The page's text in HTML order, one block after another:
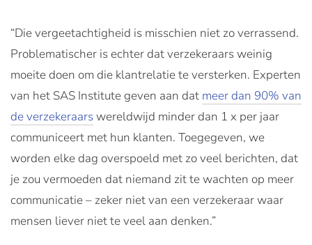
“Die vergeetachtigheid is misschien niet zo verrassend.
Problematischer is echter dat verzekeraars weinig
moeite doen om die klantrelatie te versterken. Experten
van het SAS Institute geven aan dat meer dan 90% van
de verzekeraarswereldwijd minder dan 1 x per jaar
communiceert met hun klanten. Toegegeven, we
worden elke dag overspoeld met zo veel berichten, dat
je zou vermoeden dat niemand zit te wachten op meer
communicatie – zeker niet van een verzekeraar waar
mensen liever niet te veel aan denken.”